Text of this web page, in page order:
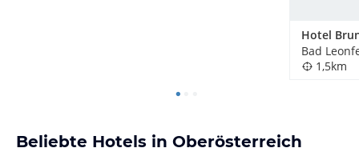
Hotel
Bad
1,5km
Beliebte Hotels in Oberösterreich